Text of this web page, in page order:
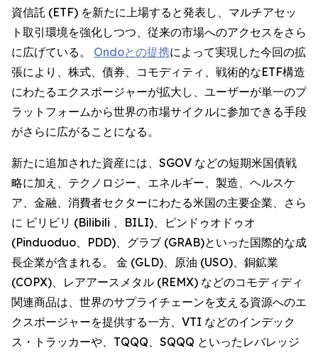
資信託 (ETF) を新たに上場すると発表し、マルチアセッ
ト取引環境を強化しつつ、従来の市場へのアクセスをさら
に広げている。 Ondoとの提携によって実現した今回の拡
張により、株式、債券、コモディティ、戦術的なETF構造
にわたるエクスポージャーが拡大し、ユーザーが単一のプ
ラットフォームから世界の市場サイクルに参加できる手段
がさらに広がることになる。
新たに追加された資産には、SGOV などの短期米国債戦
略に加え、テクノロジー、エネルギー、製造、ヘルスケ
ア、金融、消費者セクターにわたる米国の主要企業、さら
に ビリビリ (Bilibili 、BILI)、ピンドゥオドゥオ
(Pinduoduo、PDD)、グラブ (GRAB)といった国際的な成
長企業が含まれる。 金 (GLD)、原油 (USO)、銅鉱業
(COPX)、レアアースメタル (REMX) などのコモディディ
関連商品は、世界のサプライチェーンを支える資源へのエ
クスポージャーを提供する一方、VTI などのインデック
ス・トラッカーや、TQQQ、SQQQ といったレバレッジ